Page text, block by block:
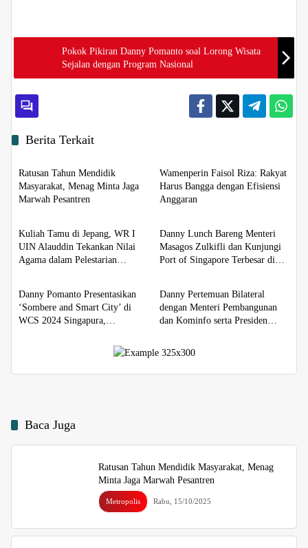
Pokok Pikiran Danny Pomanto soal Lorong Wisata
Sejalan dengan Program Nasional
Berita Terkait
Metropolis
Ratusan Tahun Mendidik
Masyarakat, Menag Minta Jaga
Marwah Pesantren
Wamenperin Faisol Riza: Rakyat
Harus Bangga dengan Efisiensi
Anggaran
Metropolis
Kuliah Tamu di Jepang, WR I
UIN Alauddin Tekankan Nilai
Agama dalam Pelestarian
Metropolis
Danny Lunch Bareng Menteri
Masagos Zulkifli dan Kunjungi
Port of Singapore Terbesar di
Metropolis
Danny Pomanto Presentasikan
‘Sombere and Smart City’ di
WCS 2024 Singapura,
Metropolis
Danny Pertemuan Bilateral
dengan Menteri Pembangunan
dan Kominfo serta Presiden
Baca Juga
Ratusan Tahun Mendidik Masyarakat, Menag
Minta Jaga Marwah Pesantren
Metropolis Rabu, 15/10/2025